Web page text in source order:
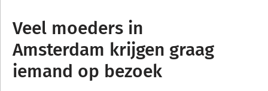
Veel moeders in
Amsterdam krijgen graag
iemand op bezoek